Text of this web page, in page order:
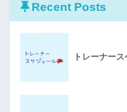
Recent Posts
トレーナー